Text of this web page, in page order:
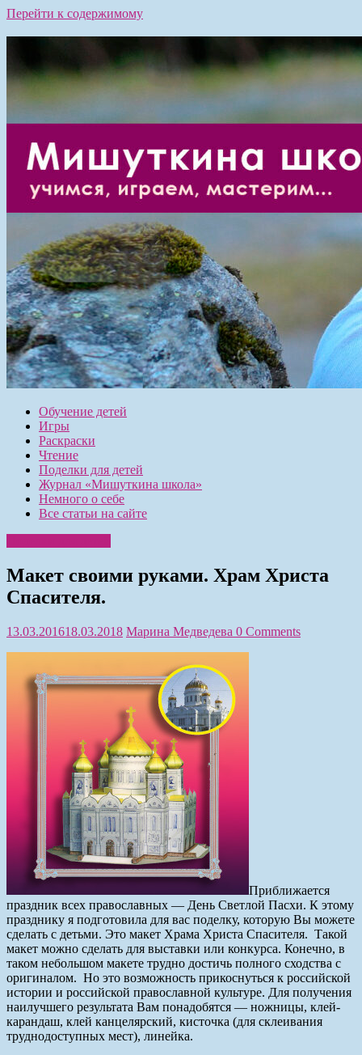
Перейти к содержимому
Обучение детей
Игры
Раскраски
Чтение
Поделки для детей
Журнал «Мишуткина школа»
Немного о себе
Все статьи на сайте
Макет своими руками. Храм Христа
Спасителя.
13.03.201618.03.2018 Марина Медведева 0 Comments
Приближается
праздник всех православных — День Светлой Пасхи. К этому
празднику я подготовила для вас поделку, которую Вы можете
сделать с детьми. Это макет Храма Христа Спасителя. Такой
макет можно сделать для выставки или конкурса. Конечно, в
таком небольшом макете трудно достичь полного сходства с
оригиналом. Но это возможность прикоснуться к российской
истории и российской православной культуре. Для получения
наилучшего результата Вам понадобятся — ножницы, клей-
карандаш, клей канцелярский, кисточка (для склеивания
труднодоступных мест), линейка.